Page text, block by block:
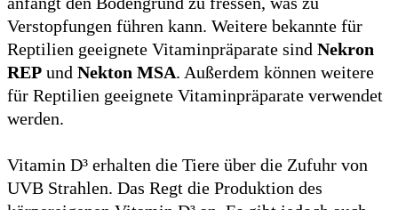
Verstopfungen führen kann. Weitere bekannte für
Reptilien geeignete Vitaminpräparate sind Nekron
REP und Nekton MSA. Außerdem können weitere
für Reptilien geeignete Vitaminpräparate verwendet
werden.
Vitamin D³ erhalten die Tiere über die Zufuhr von
UVB Strahlen. Das Regt die Produktion des